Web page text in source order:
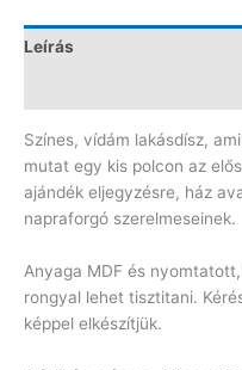
Leírás
Színes, vídám lakásdísz,
mutat egy kis polcon az
ajándék eljegyzésre, ház
napraforgó szerelmeseinek.
Anyaga MDF és
rongyal lehet tisztitani.
képpel elkészítjük.